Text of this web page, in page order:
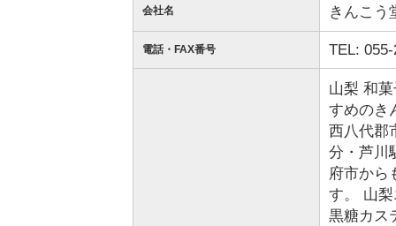
会社名 きんこう
電話・FAX番号 TEL:
山梨 和
すめのき
西八代郡
分・芦川
府市から
す。 山
黒糖カス